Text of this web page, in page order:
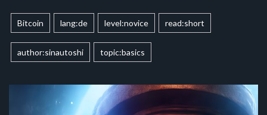
Bitcoin lang:de level:novice read:short
author:sinautoshi topic:basics